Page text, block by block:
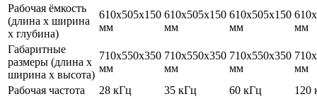
Рабочая ёмкость
(длина x ширина
x глубина)
610x505x150
мм
610x505x150
мм
610x505x150
мм
мм
Габаритные
размеры (длина x
ширина x высота)
710x550x350
мм
710x550x350
мм
710x550x350
мм
мм
Рабочая частота
28 кГц 35 кГц 60 кГц
120